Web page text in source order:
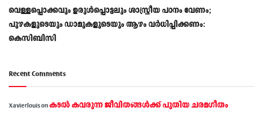
വെള്ളപ്പൊക്കവും ഉരുള്‍പ്പൊട്ടലും ശാസ്ത്രീയ പഠനം വേണം;
പുഴകളുടെയും ഡാമുകളുടെയും ആഴം വര്‍ധിപ്പിക്കണം:
കെസിബിസി
Recent Comments
Xavierlouisonകടല്‍ കവരുന്ന ജീവിതങ്ങള്‍ക്ക് പുതിയ ചരമഗീതം